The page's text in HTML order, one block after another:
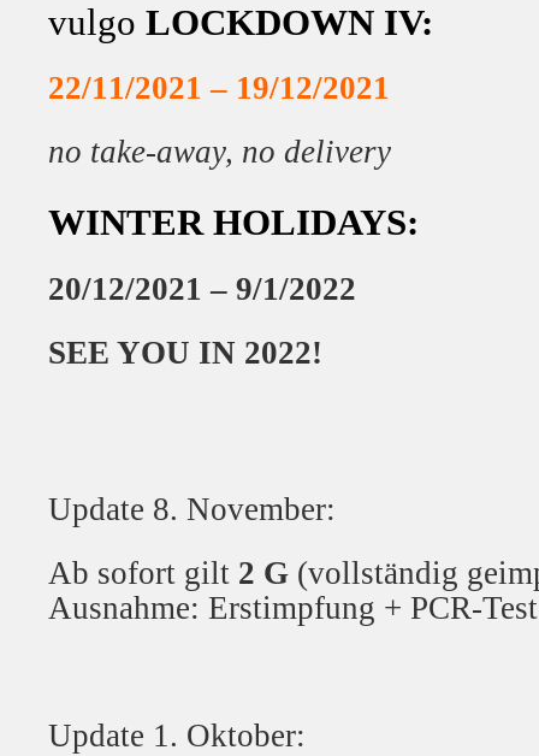
vulgo LOCKDOWN IV:
22/11/2021 – 19/12/2021
no take-away, no delivery
WINTER HOLIDAYS:
20/12/2021 – 9/1/2022
SEE YOU IN 2022!
Update 8. November:
Ab sofort gilt 2 G (vollständig
Ausnahme: Erstimpfung + PCR-Test
Update 1. Oktober: